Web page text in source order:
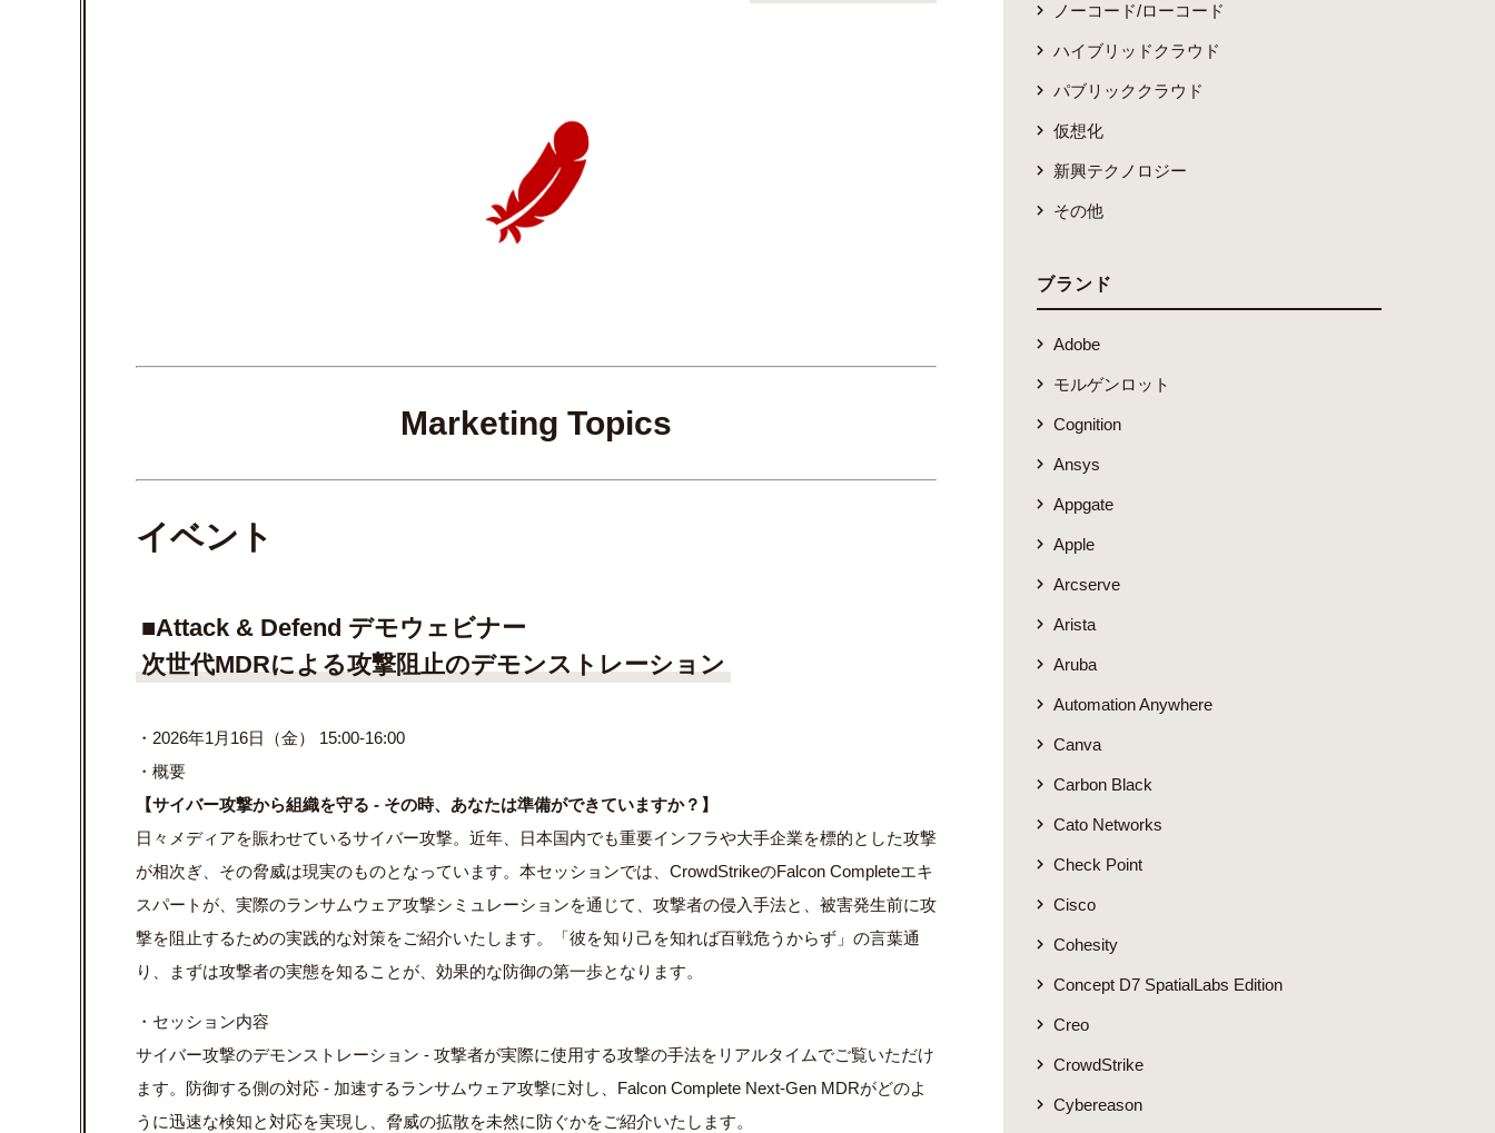
Marketing Topics
イベント
■Attack & Defend デモウェビナー
次世代MDRによる攻撃阻止のデモンストレーション
・2026年1月16日（金） 15:00-16:00
・概要
【サイバー攻撃から組織を守る - その時、あなたは準備ができていますか？】
日々メディアを賑わせているサイバー攻撃。近年、日本国内でも重要インフラや大手企業を標的とした攻撃
が相次ぎ、その脅威は現実のものとなっています。本セッションでは、CrowdStrikeのFalcon Completeエキ
スパートが、実際のランサムウェア攻撃シミュレーションを通じて、攻撃者の侵入手法と、被害発生前に攻
撃を阻止するための実践的な対策をご紹介いたします。「彼を知り己を知れば百戦危うからず」の言葉通
り、まずは攻撃者の実態を知ることが、効果的な防御の第一歩となります。
・セッション内容
サイバー攻撃のデモンストレーション - 攻撃者が実際に使用する攻撃の手法をリアルタイムでご覧いただけ
ます。防御する側の対応 - 加速するランサムウェア攻撃に対し、Falcon Complete Next-Gen MDRがどのよ
うに迅速な検知と対応を実現し、脅威の拡散を未然に防ぐかをご紹介いたします。
ノーコード/ローコード
ハイブリッドクラウド
パブリッククラウド
仮想化
新興テクノロジー
その他
ブランド
Adobe
モルゲンロット
Cognition
Ansys
Appgate
Apple
Arcserve
Arista
Aruba
Automation Anywhere
Canva
Carbon Black
Cato Networks
Check Point
Cisco
Cohesity
Concept D7 SpatialLabs Edition
Creo
CrowdStrike
Cybereason